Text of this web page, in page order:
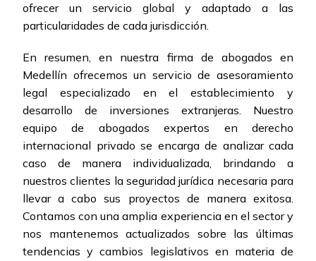
ofrecer un servicio global y adaptado a las
particularidades de cada jurisdicción.
En resumen, en nuestra firma de abogados en
Medellín ofrecemos un servicio de asesoramiento
legal especializado en el establecimiento y
desarrollo de inversiones extranjeras. Nuestro
equipo de abogados expertos en derecho
internacional privado se encarga de analizar cada
caso de manera individualizada, brindando a
nuestros clientes la seguridad jurídica necesaria para
llevar a cabo sus proyectos de manera exitosa.
Contamos con una amplia experiencia en el sector y
nos mantenemos actualizados sobre las últimas
tendencias y cambios legislativos en materia de